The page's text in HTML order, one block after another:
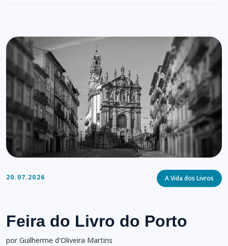
20.07.2026 Categories
A Vida dos Livros
Feira do Livro do Porto
por Guilherme d'Oliveira Martins